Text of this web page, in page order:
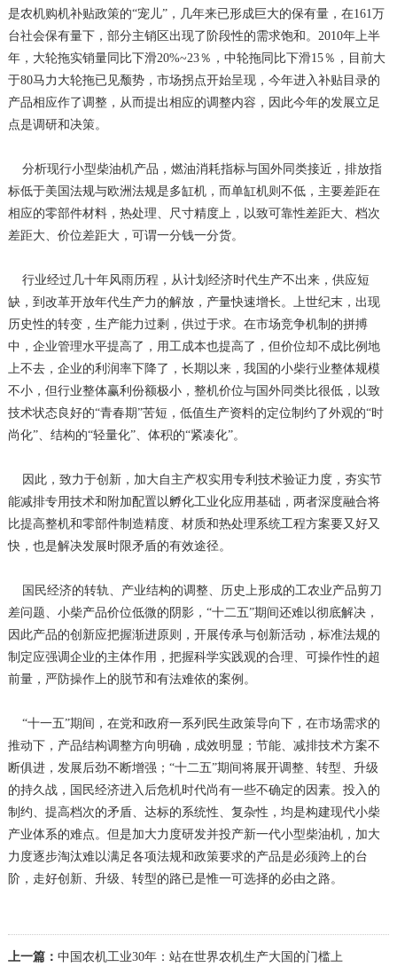
是农机购机补贴政策的“宠儿”，几年来已形成巨大的保有量，在161万
台社会保有量下，部分主销区出现了阶段性的需求饱和。2010年上半
年，大轮拖实销量同比下滑20%~23％，中轮拖同比下滑15％，目前大
于80马力大轮拖已见颓势，市场拐点开始呈现，今年进入补贴目录的
产品相应作了调整，从而提出相应的调整内容，因此今年的发展立足
点是调研和决策。
分析现行小型柴油机产品，燃油消耗指标与国外同类接近，排放指
标低于美国法规与欧洲法规是多缸机，而单缸机则不低，主要差距在
相应的零部件材料，热处理、尺寸精度上，以致可靠性差距大、档次
差距大、价位差距大，可谓一分钱一分货。
行业经过几十年风雨历程，从计划经济时代生产不出来，供应短
缺，到改革开放年代生产力的解放，产量快速增长。上世纪末，出现
历史性的转变，生产能力过剩，供过于求。在市场竞争机制的拼搏
中，企业管理水平提高了，用工成本也提高了，但价位却不成比例地
上不去，企业的利润率下降了，长期以来，我国的小柴行业整体规模
不小，但行业整体赢利份额极小，整机价位与国外同类比很低，以致
技术状态良好的“青春期”苦短，低值生产资料的定位制约了外观的“时
尚化”、结构的“轻量化”、体积的“紧凑化”。
因此，致力于创新，加大自主产权实用专利技术验证力度，夯实节
能减排专用技术和附加配置以孵化工业化应用基础，两者深度融合将
比提高整机和零部件制造精度、材质和热处理系统工程方案要又好又
快，也是解决发展时限矛盾的有效途径。
国民经济的转轨、产业结构的调整、历史上形成的工农业产品剪刀
差问题、小柴产品价位低微的阴影，“十二五”期间还难以彻底解决，
因此产品的创新应把握渐进原则，开展传承与创新活动，标准法规的
制定应强调企业的主体作用，把握科学实践观的合理、可操作性的超
前量，严防操作上的脱节和有法难依的案例。
“十一五”期间，在党和政府一系列民生政策导向下，在市场需求的
推动下，产品结构调整方向明确，成效明显；节能、减排技术方案不
断俱进，发展后劲不断增强；“十二五”期间将展开调整、转型、升级
的持久战，国民经济进入后危机时代尚有一些不确定的因素。投入的
制约、提高档次的矛盾、达标的系统性、复杂性，均是构建现代小柴
产业体系的难点。但是加大力度研发并投产新一代小型柴油机，加大
力度逐步淘汰难以满足各项法规和政策要求的产品是必须跨上的台
阶，走好创新、升级、转型的路已是惟一可选择的必由之路。
上一篇： 中国农机工业30年：站在世界农机生产大国的门槛上